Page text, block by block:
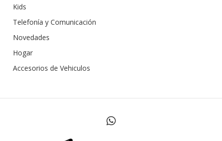
Kids
Telefonía y Comunicación
Novedades
Hogar
Accesorios de Vehiculos